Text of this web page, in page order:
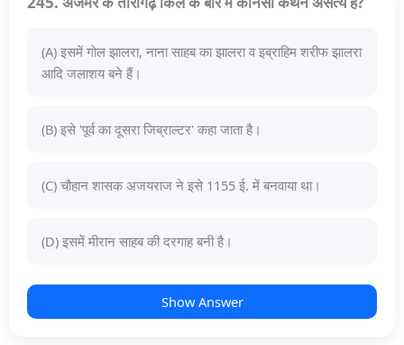
(A) इसमें गोल झालरा, नाना साहब का झालरा व इब्राहिम शरीफ झालरा
आदि जलाशय बने हैं।
(B) इसे 'पूर्व का दूसरा जिब्राल्टर' कहा जाता है।
(C) चौहान शासक अजयराज ने इसे 1155 ई. में बनवाया था।
(D) इसमें मीरान साहब की दरगाह बनी है।
Show Answer